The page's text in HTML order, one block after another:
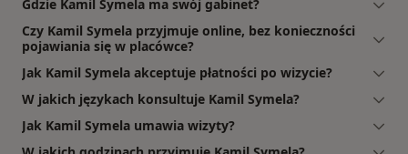
Gdzie Kamil Symela ma swój gabinet?
Czy Kamil Symela przyjmuje online, bez konieczności
pojawiania się w placówce?
Jak Kamil Symela akceptuje płatności po wizycie?
W jakich językach konsultuje Kamil Symela?
Jak Kamil Symela umawia wizyty?